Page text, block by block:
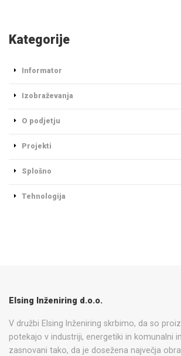
Kategorije
Informator
Izobraževanja
O podjetju
Projekti
Splošno
Tehnologija
Elsing Inženiring d.o.o.
V družbi Elsing Inženiring skrbimo, da so
potekajo v industriji, energetiki in komunalni
zasnovani tako, da je dosežena največja